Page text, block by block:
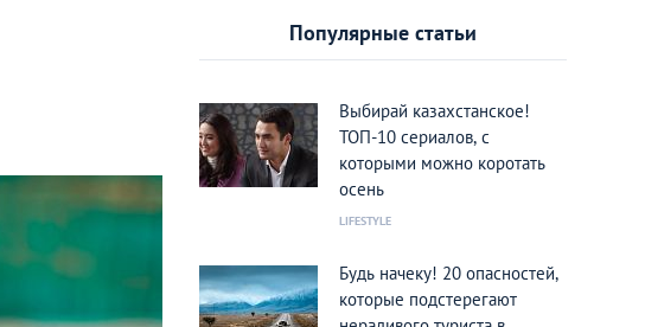
Популярные статьи
Выбирай казахстанское!
ТОП-10 сериалов, с
которыми можно коротать
осень
LIFESTYLE
Будь начеку! 20 опасностей,
которые подстерегают